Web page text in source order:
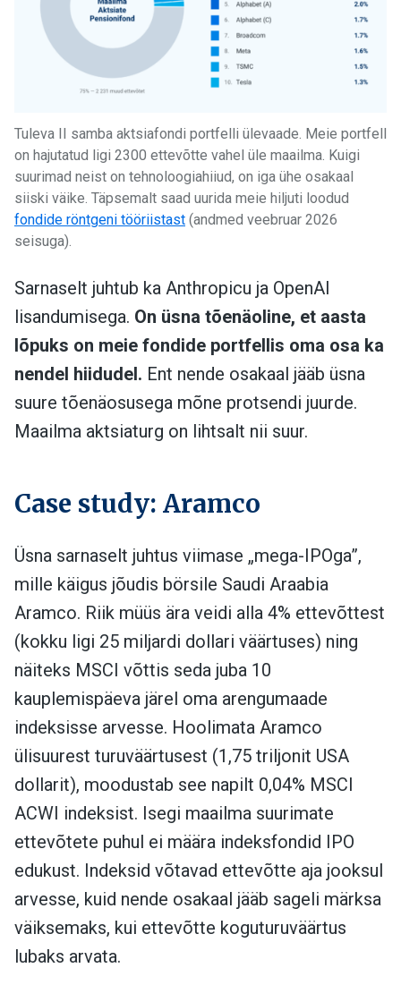
Tuleva II samba aktsiafondi portfelli ülevaade. Meie portfell
on hajutatud ligi 2300 ettevõtte vahel üle maailma. Kuigi
suurimad neist on tehnoloogiahiiud, on iga ühe osakaal
siiski väike. Täpsemalt saad uurida meie hiljuti loodud
fondide röntgeni tööriistast (andmed veebruar 2026
seisuga).
Sarnaselt juhtub ka Anthropicu ja OpenAI
lisandumisega. On üsna tõenäoline, et aasta
lõpuks on meie fondide portfellis oma osa ka
nendel hiidudel. Ent nende osakaal jääb üsna
suure tõenäosusega mõne protsendi juurde.
Maailma aktsiaturg on lihtsalt nii suur.
Case study: Aramco
Üsna sarnaselt juhtus viimase „mega-IPOga”,
mille käigus jõudis börsile Saudi Araabia
Aramco. Riik müüs ära veidi alla 4% ettevõttest
(kokku ligi 25 miljardi dollari väärtuses) ning
näiteks MSCI võttis seda juba 10
kauplemispäeva järel oma arengumaade
indeksisse arvesse. Hoolimata Aramco
ülisuurest turuväärtusest (1,75 triljonit USA
dollarit), moodustab see napilt 0,04% MSCI
ACWI indeksist. Isegi maailma suurimate
ettevõtete puhul ei määra indeksfondid IPO
edukust. Indeksid võtavad ettevõtte aja jooksul
arvesse, kuid nende osakaal jääb sageli märksa
väiksemaks, kui ettevõtte koguturuväärtus
lubaks arvata.